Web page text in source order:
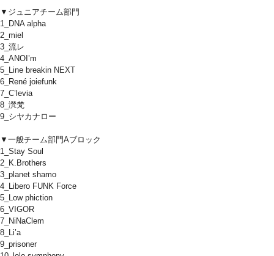
▼ジュニアチーム部門
1_DNA alpha
2_miel
3_流レ
4_ANOI’m
5_Line breakin NEXT
6_René joiefunk
7_C’levia
8_滼梵
9_シヤカナロー
▼一般チーム部門Aブロック
1_Stay Soul
2_K.Brothers
3_planet shamo
4_Libero FUNK Force
5_Low phiction
6_VIGOR
7_NiNaClem
8_Li’a
9_prisoner